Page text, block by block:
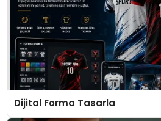
Dijital Forma Tasarla